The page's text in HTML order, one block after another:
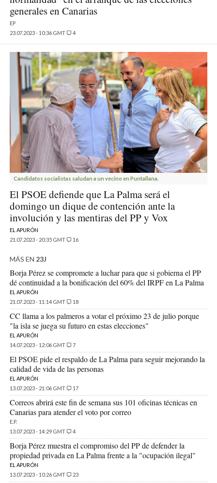
generales en Canarias
EP
23.07.2023 - 10:36 GMT
4
Candidatos socialistas saludan a un vecino en Puntallana.
El PSOE defiende que La Palma será el
domingo un dique de contención ante la
involución y las mentiras del PP y Vox
EL APURÓN
21.07.2023 - 20:35 GMT
16
MÁS EN 23J
Borja Pérez se compromete a luchar para que si gobierna el PP
dé continuidad a la bonificación del 60% del IRPF en La Palma
EL APURÓN
21.07.2023 - 11:14 GMT
18
CC llama a los palmeros a votar el próximo 23 de julio porque
"la isla se juega su futuro en estas elecciones"
EL APURÓN
14.07.2023 - 12:06 GMT
7
El PSOE pide el respaldo de La Palma para seguir mejorando la
calidad de vida de las personas
EL APURÓN
13.07.2023 - 21:06 GMT
17
Correos abrirá este fin de semana sus 101 oficinas técnicas en
Canarias para atender el voto por correo
E.P.
13.07.2023 - 14:29 GMT
4
Borja Pérez muestra el compromiso del PP de defender la
propiedad privada en La Palma frente a la "ocupación ilegal"
EL APURÓN
13.07.2023 - 10:26 GMT
23